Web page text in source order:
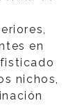
en
nichos,